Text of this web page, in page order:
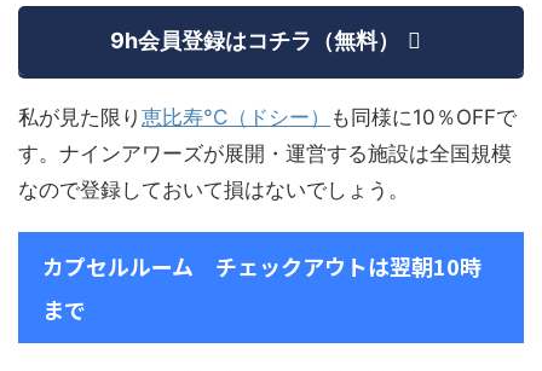
9h会員登録はコチラ（無料）
私が見た限り 恵比寿°C（ドシー）
も同様に10％OFFで
す。ナインアワーズが展開・運営する施設は全国規模
なので登録しておいて損はないでしょう。
カプセルルーム チェックアウトは翌朝10時
まで